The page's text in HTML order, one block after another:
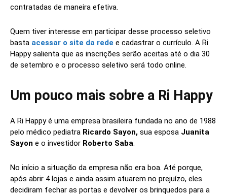
contratadas de maneira efetiva.
Quem tiver interesse em participar desse processo seletivo
basta acessar o site da rede e cadastrar o currículo. A Ri
Happy salienta que as inscrições serão aceitas até o dia 30
de setembro e o processo seletivo será todo online.
Um pouco mais sobre a Ri Happy
A Ri Happy é uma empresa brasileira fundada no ano de 1988
pelo médico pediatra Ricardo Sayon, sua esposa Juanita
Sayon e o investidor Roberto Saba.
No início a situação da empresa não era boa. Até porque,
após abrir 4 lojas e ainda assim atuarem no prejuízo, eles
decidiram fechar as portas e devolver os brinquedos para a